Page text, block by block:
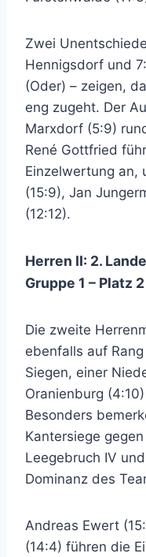
Zwei
Hennigsdorf und
(Oder) – zeigen,
eng zugeht. Der
Marxdorf (5:9)
René Gottfried
Einzelwertung an,
(15:9), Jan
(12:12).
Herren II: 2.
Gruppe 1 – Platz 2
Die zweite
ebenfalls auf
Siegen, einer
Oranienburg
Besonders
Kantersiege
Leegebruch IV
Dominanz des
Andreas Ewert
(14:4) führen die